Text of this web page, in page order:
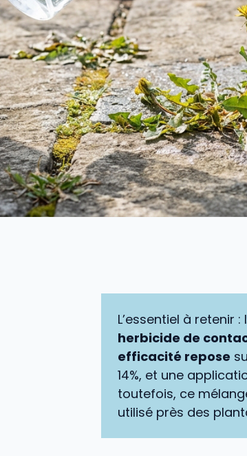
L’essentiel à retenir
herbicide de
efficacité repose
14%, et une
toutefois, ce
utilisé près des